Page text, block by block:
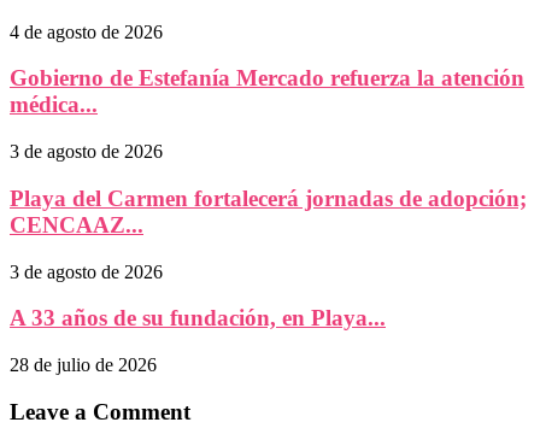
4 de agosto de 2026
Gobierno de Estefanía Mercado refuerza la atención
médica...
3 de agosto de 2026
Playa del Carmen fortalecerá jornadas de adopción;
CENCAAZ...
3 de agosto de 2026
A 33 años de su fundación, en Playa...
28 de julio de 2026
Leave a Comment